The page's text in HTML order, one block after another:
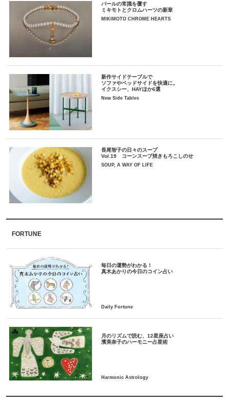
パールの常識を覆す
ミキモトとクロムハーツの新章
MIKIMOTO CHROME HEARTS
新作サイドテーブルで
ソファやベッドサイドを快適に。
イクスシー、HAYほか6選
New Side Tables
長尾智子の日々のスープ
Vol.19 コーンスープ焼きもろこしのせ
SOUP, A WAY OF LIFE
FORTUNE
毎日の運勢がわかる！
月のリズムで読む、12星座占い